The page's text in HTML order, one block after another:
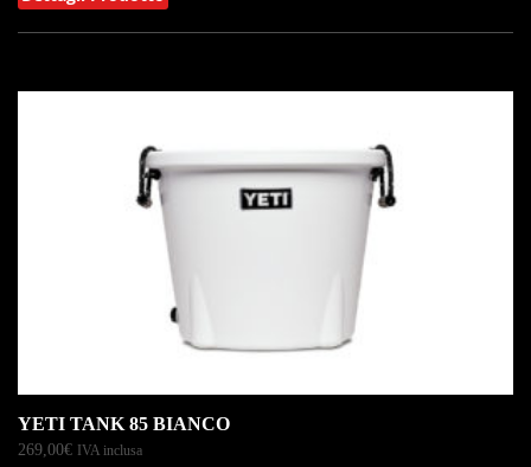
YETI TANK 85 BIANCO
269,00€ IVA inclusa